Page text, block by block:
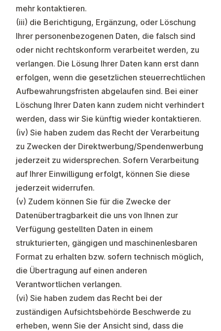
mehr kontaktieren.
(iii) die Berichtigung, Ergänzung, oder Löschung
Ihrer personenbezogenen Daten, die falsch sind
oder nicht rechtskonform verarbeitet werden, zu
verlangen. Die Lösung Ihrer Daten kann erst dann
erfolgen, wenn die gesetzlichen steuerrechtlichen
Aufbewahrungsfristen abgelaufen sind. Bei einer
Löschung Ihrer Daten kann zudem nicht verhindert
werden, dass wir Sie künftig wieder kontaktieren.
(iv) Sie haben zudem das Recht der Verarbeitung
zu Zwecken der Direktwerbung/Spendenwerbung
jederzeit zu widersprechen. Sofern Verarbeitung
auf Ihrer Einwilligung erfolgt, können Sie diese
jederzeit widerrufen.
(v) Zudem können Sie für die Zwecke der
Datenübertragbarkeit die uns von Ihnen zur
Verfügung gestellten Daten in einem
strukturierten, gängigen und maschinenlesbaren
Format zu erhalten bzw. sofern technisch möglich,
die Übertragung auf einen anderen
Verantwortlichen verlangen.
(vi) Sie haben zudem das Recht bei der
zuständigen Aufsichtsbehörde Beschwerde zu
erheben, wenn Sie der Ansicht sind, dass die